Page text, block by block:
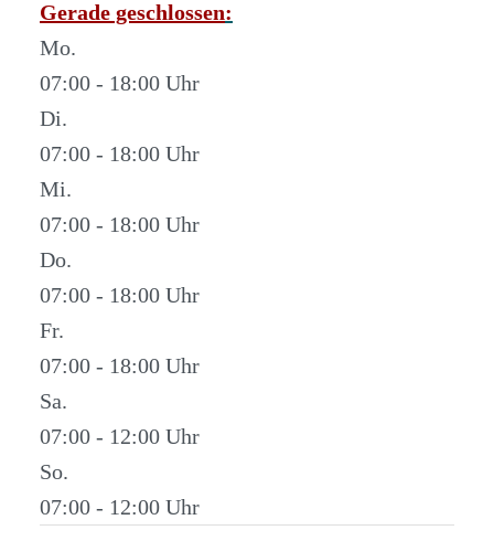
Gerade geschlossen:
Mo.
07:00 - 18:00
Di.
07:00 - 18:00
Mi.
07:00 - 18:00
Do.
07:00 - 18:00
Fr.
07:00 - 18:00
Sa.
07:00 - 12:00
So.
07:00 - 12:00